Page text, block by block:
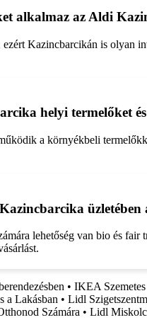
alkalmaz az Aldi
Kazincbarcikán is olyan
helyi termelőket
a környékbeli
üzletében
lehetőség van bio és fair
• IKEA
a Lakásban • Lidl
Számára • Lidl Miskolc